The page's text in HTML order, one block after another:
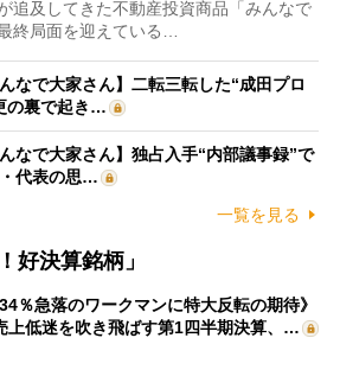
追及してきた不動産投資商品「みんなで
終局面を迎えている…
なで大家さん】二転三転した“成田プロ
の裏で起き…
なで大家さん】独占入手“内部議事録”で
代表の思…
一覧を見る
好決算銘柄」
34％急落のワークマンに特大反転の期待》
上低迷を吹き飛ばす第1四半期決算、…